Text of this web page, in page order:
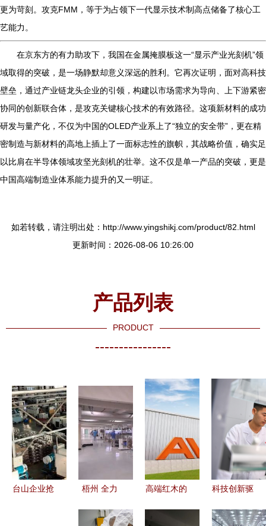
更为苛刻。攻克FMM，等于为占领下一代显示技术制高点储备了核心工
艺能力。
在京东方的有力助攻下，我国在金属掩膜板这一“显示产业光刻机”领
域取得的突破，是一场静默却意义深远的胜利。它再次证明，面对高科技
壁垒，通过产业链龙头企业的引领，构建以市场需求为导向、上下游紧密
协同的创新联合体，是攻克关键核心技术的有效路径。这项新材料的成功
研发与量产化，不仅为中国的OLED产业系上了“独立的安全带”，更在精
密制造与新材料的高地上插上了一面标志性的旗帜，其战略价值，确实足
以比肩在半导体领域攻坚光刻机的壮举。这不仅是单一产品的突破，更是
中国高端制造业体系能力提升的又一明证。
如若转载，请注明出处：http://www.yingshikj.com/product/82.html
更新时间：2026-08-06 10:26:00
产品列表
PRODUCT
----------------
台山企业抢
梧州 全力
高端红木的
科技创新驱